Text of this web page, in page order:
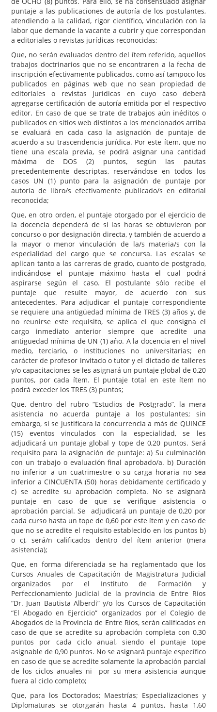
puntaje a las publicaciones de autoría de los postulantes,
atendiendo a la calidad, rigor científico, vinculación con la
labor que demande la vacante a cubrir y que correspondan
a editoriales o revistas jurídicas reconocidas;
Que, no serán evaluados dentro del ítem referido, aquellos
trabajos doctrinarios que no se encontraren a la fecha de
inscripción efectivamente publicados, como así tampoco los
publicados en páginas web que no sean propiedad de
editoriales o revistas jurídicas en cuyo caso deberá
agregarse certificación de autoría emitida por el respectivo
editor. En caso de que se trate de trabajos aún inéditos o
publicados en sitios web distintos a los mencionados arriba
se evaluará en cada caso la asignación de puntaje de
acuerdo a su trascendencia jurídica. Por este ítem, que no
tiene una escala previa, se podrá asignar una cantidad
máxima de DOS (2) puntos, según las pautas
precedentemente descriptas, reservándose en todos los
casos UN (1) punto para la asignación de puntaje por
autoría de libro/s efectivamente publicado/s en editorial
reconocida;
Que, en otro orden, el puntaje otorgado por el ejercicio de
la docencia dependerá de si las horas se obtuvieron por
concurso o por designación directa, y también de acuerdo a
la mayor o menor vinculación de la/s materia/s con la
especialidad del cargo que se concursa. Las escalas se
aplican tanto a las carreras de grado, cuanto de postgrado,
indicándose el puntaje máximo hasta el cual podrá
aspirarse según el caso. El postulante sólo recibe el
puntaje que resulte mayor, de acuerdo con sus
antecedentes. Para adjudicar el puntaje correspondiente
se requiere una antigüedad mínima de TRES (3) años y, de
no reunirse este requisito, se aplica el que consigna el
cargo inmediato anterior siempre que acredite una
antigüedad mínima de UN (1) año. A la docencia en el nivel
medio, terciario, o instituciones no universitarias; en
carácter de profesor invitado o tutor y el dictado de talleres
y/o capacitaciones se les asignará un puntaje global de 0,20
puntos, por cada ítem. El puntaje total en este ítem no
podrá exceder los TRES (3) puntos;
Que, dentro del rubro “Estudios de Postgrado”, la mera
asistencia no acuerda puntaje a los postulantes; sin
embargo, si se justificara la concurrencia a más de QUINCE
(15) eventos vinculados con la especialidad, se les
adjudicará un puntaje global y tope de 0,20 puntos. Será
requisito para la asignación de puntaje: a) Su culminación
con un trabajo o evaluación final aprobado/a. b) Duración
no inferior a un cuatrimestre o su carga horaria no sea
inferior a CINCUENTA (50) horas debidamente certificado y
c) se acredite su aprobación completa. No se asignará
puntaje en caso de que se verifique asistencia o
aprobación parcial. Se adjudicará un puntaje de 0,20 por
cada curso hasta un tope de 0,60 por este ítem y en caso de
que no se acredite el requisito establecido en los puntos b)
o c), será/n calificados dentro del ítem anterior (mera
asistencia);
Que, en forma diferenciada se ha reglamentado que los
Cursos Anuales de Capacitación de Magistratura Judicial
organizados por el Instituto de Formación y
Perfeccionamiento Judicial de la provincia de Entre Ríos
“Dr. Juan Bautista Alberdi” y/o los Cursos de Capacitación
“El Abogado en Ejercicio” organizados por el Colegio de
Abogados de la Provincia de Entre Ríos, serán calificados en
caso de que se acredite su aprobación completa con 0,30
puntos por cada ciclo anual, siendo el puntaje tope
asignable de 0,90 puntos. No se asignará puntaje específico
en caso de que se acredite solamente la aprobación parcial
de los ciclos anuales ni por su mera asistencia aunque
fuera al ciclo completo;
Que, para los Doctorados; Maestrías; Especializaciones y
Diplomaturas se otorgarán hasta 4 puntos, hasta 1,60